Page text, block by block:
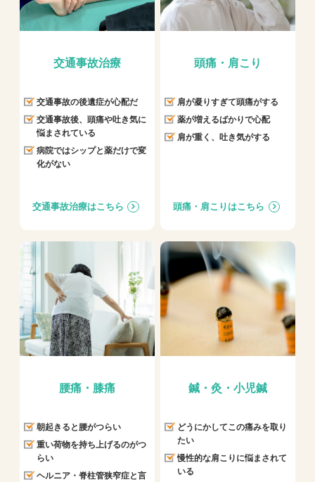
交通事故治療
交通事故の後遺症が心配だ
交通事故後、頭痛や吐き気に
悩まされている
病院ではシップと薬だけで変
化がない
交通事故治療はこちら
頭痛・肩こり
肩が凝りすぎて頭痛がする
薬が増えるばかりで心配
肩が重く、吐き気がする
頭痛・肩こりはこちら
腰痛・膝痛
朝起きると腰がつらい
重い荷物を持ち上げるのがつ
らい
ヘルニア・脊柱管狭窄症と言
鍼・灸・小児鍼
どうにかしてこの痛みを取り
たい
慢性的な肩こりに悩まされて
いる